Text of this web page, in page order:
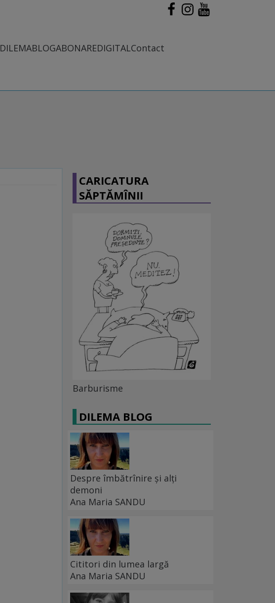
DILEMABLOGABONAREDIGITALContact
CARICATURA
SĂPTĂMÎNII
Barburisme
DILEMA BLOG
Despre îmbătrînire și alți
demoni
Ana Maria SANDU
Cititori din lumea largă
Ana Maria SANDU